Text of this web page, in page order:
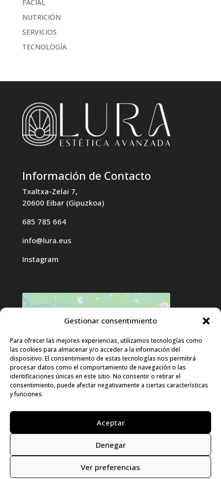
Gestionar consentimiento
Para ofrecer las mejores experiencias, utilizamos tecnologías como
las cookies para almacenar y/o acceder a la información del
dispositivo. El consentimiento de estas tecnologías nos permitirá
procesar datos como el comportamiento de navegación o las
identificaciones únicas en este sitio. No consentir o retirar el
consentimiento, puede afectar negativamente a ciertas características
y funciones.
Aceptar
Denegar
Ver preferencias
FACIAL
NUTRICIÓN
SERVICIOS
TECNOLOGÍA
Información de Contacto
Txaltxa-Zelai 7,
20600 Eibar (Gipuzkoa)
685 785 664
info@lura.eus
Instagram
Haz clic para aceptar cookies de
marketing y permitir este contenido
© LURA 2024 |Aviso Legal|Política de
Política de Cookies
de accesibilidad|Mapa del sitio|Diseño: